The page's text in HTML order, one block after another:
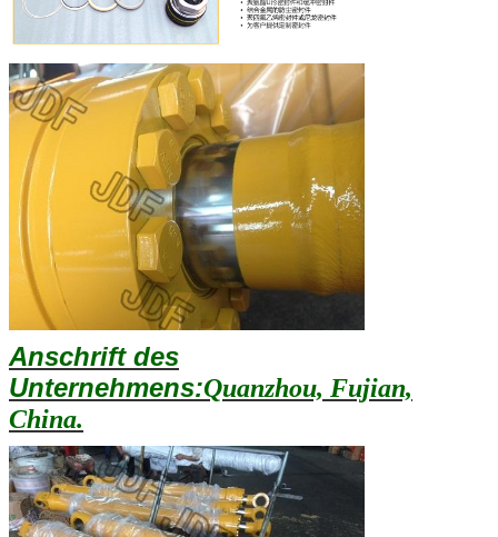
Anschrift des
Unternehmens:Quanzhou, Fujian,
China.